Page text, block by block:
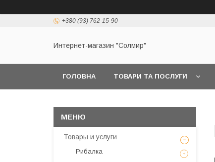
+380 (93) 762-15-90
Интернет-магазин "Солмир"
ГОЛОВНА ТОВАРИ ТА ПОСЛУГИ
Товары и услуги
Рибалка